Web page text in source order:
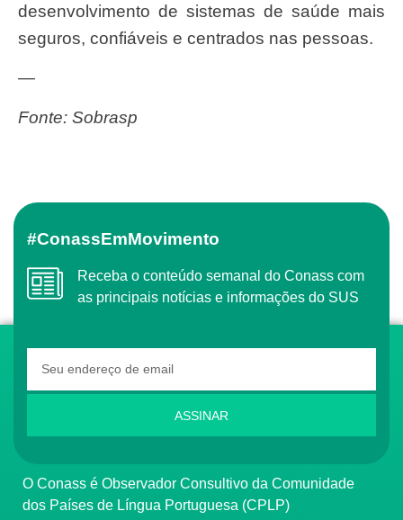
desenvolvimento de sistemas de saúde mais
seguros, confiáveis e centrados nas pessoas.
—
Fonte: Sobrasp
#ConassEmMovimento
Receba o conteúdo semanal do Conass com
as principais notícias e informações do SUS
ASSINAR
O Conass é Observador Consultivo da Comunidade
dos Países de Língua Portuguesa (CPLP)